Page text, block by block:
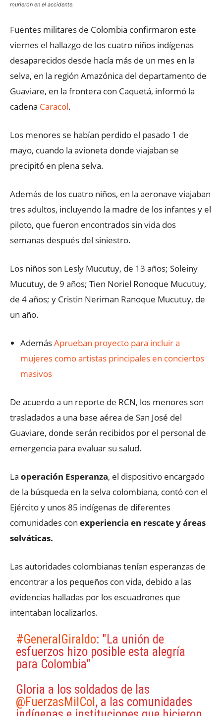
murieron en el accidente.
Fuentes militares de Colombia confirmaron este
viernes el hallazgo de los cuatro niños indígenas
desaparecidos desde hacía más de un mes en la
selva, en la región Amazónica del departamento de
Guaviare, en la frontera con Caquetá, informó la
cadena Caracol.
Los menores se habían perdido el pasado 1 de
mayo, cuando la avioneta donde viajaban se
precipitó en plena selva.
Además de los cuatro niños, en la aeronave viajaban
tres adultos, incluyendo la madre de los infantes y el
piloto, que fueron encontrados sin vida dos
semanas después del siniestro.
Los niños son Lesly Mucutuy, de 13 años; Soleiny
Mucutuy, de 9 años; Tien Noriel Ronoque Mucutuy,
de 4 años; y Cristin Neriman Ranoque Mucutuy, de
un año.
AdemásAprueban proyecto para incluir a
mujeres como artistas principales en conciertos
masivos
De acuerdo a un reporte de RCN, los menores son
trasladados a una base aérea de San José del
Guaviare, donde serán recibidos por el personal de
emergencia para evaluar su salud.
La operación Esperanza, el dispositivo encargado
de la búsqueda en la selva colombiana, contó con el
Ejército y unos 85 indígenas de diferentes
comunidades con experiencia en rescate y áreas
selváticas.
Las autoridades colombianas tenían esperanzas de
encontrar a los pequeños con vida, debido a las
evidencias halladas por los escuadrones que
intentaban localizarlos.
#GeneralGiraldo: "La unión de
esfuerzos hizo posible esta alegría
para Colombia"
Gloria a los soldados de las
@FuerzasMilCol, a las comunidades